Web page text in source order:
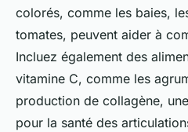
colorés, comme les baies,
tomates, peuvent aider à
Incluez également des
vitamine C, comme les
production de collagène,
pour la santé des